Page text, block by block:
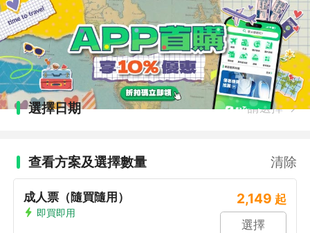
選擇日期 請選擇
查看方案及選擇數量 清除
成人票（隨買隨用）
即買即用
2,149 起
選擇